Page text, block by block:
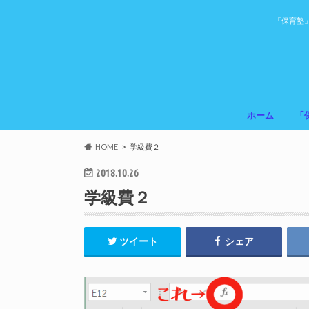
「保育
ホーム
HOME 学級費２
2018.10.26
学級費２
ツイート シェア